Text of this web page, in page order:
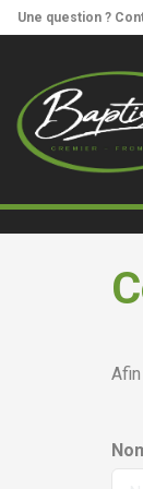
Une question ?
Panneau de